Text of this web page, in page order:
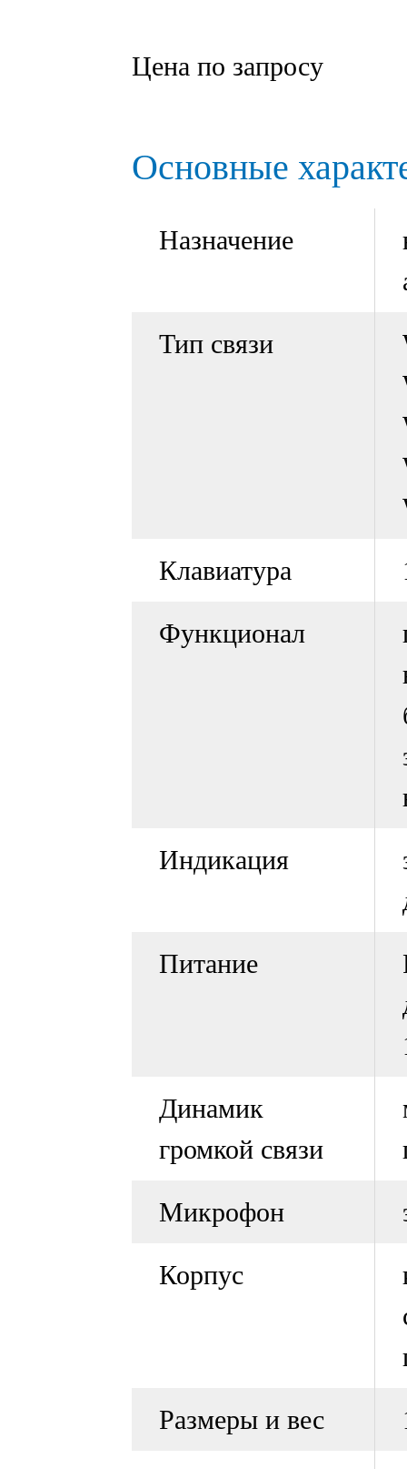
Цена по запросу
Основные
Назначение
Тип связи
Клавиатура
Функционал
Индикация
Питание
Динамик
громкой связи
Микрофон
Корпус
Размеры и вес